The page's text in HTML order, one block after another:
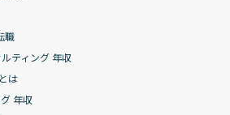
職
ティング 年収
は
年収